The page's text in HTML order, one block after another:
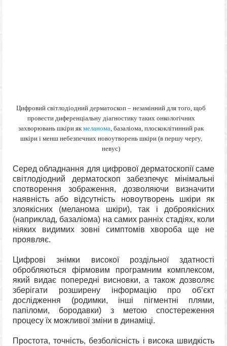
Цифровий світлодіодний дерматоскоп – незамінний для того, щоб
провести диференціальну діагностику таких онкологічних
захворювань шкіри якмеланома, базаліома, плоскоклітинний рак
шкіри і менш небезпечних новоутворень шкіри (в першу чергу,
невус)
Серед обладнання для цифрової дерматоскопії саме
світлодіодний дерматоскоп забезпечує мінімальні
спотворення зображення, дозволяючи визначити
наявність або відсутність новоутворень шкіри як
злоякісних (меланома шкіри), так і доброякісних
(наприклад, базаліома) на самих ранніх стадіях, коли
ніяких видимих зовні симптомів хвороба ще не
проявляє.
Цифрові знімки високої роздільної здатності
обробляються фірмовим програмним комплексом,
який видає попередні висновки, а також дозволяє
зберігати розширену інформацію про об’єкт
дослідження (родимки, інші пігментні плями,
папіломи, бородавки) з метою спостереження
процесу їх можливої зміни в динаміці.
Простота, точність, безболісність і висока швидкість